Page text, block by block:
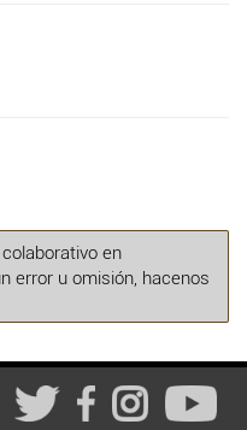
en
error u omisión, hacenos